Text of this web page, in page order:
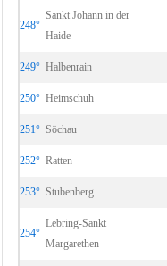
248°
Sankt Johann in der
Haide
249° Halbenrain
250° Heimschuh
251° Söchau
252° Ratten
253° Stubenberg
254°
Lebring-Sankt
Margarethen